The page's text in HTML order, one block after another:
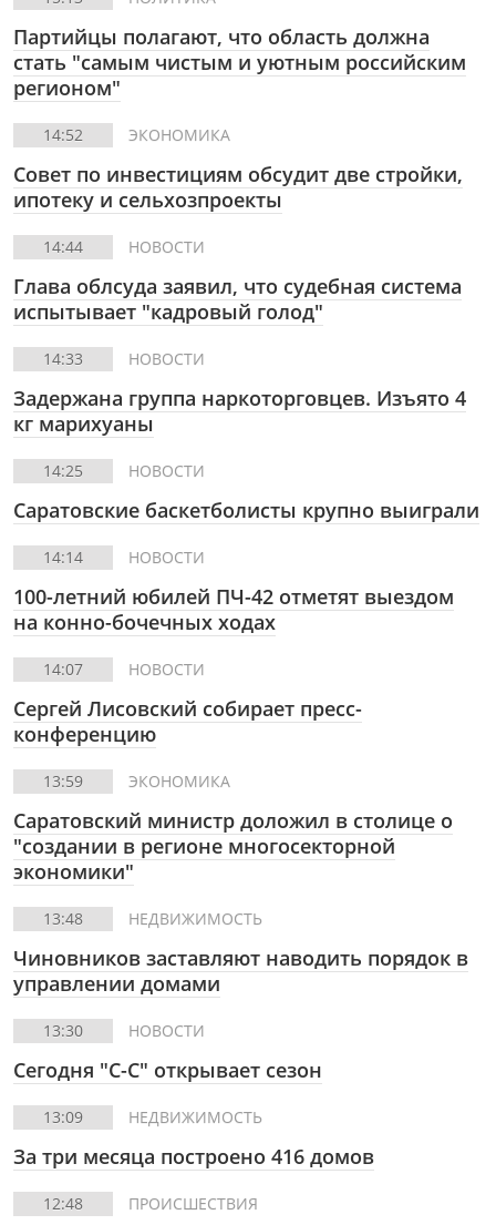
Партийцы полагают, что область должна
стать "самым чистым и уютным российским
регионом"
14:52 ЭКОНОМИКА
Совет по инвестициям обсудит две стройки,
ипотеку и сельхозпроекты
14:44 НОВОСТИ
Глава облсуда заявил, что судебная система
испытывает "кадровый голод"
14:33 НОВОСТИ
Задержана группа наркоторговцев. Изъято 4
кг марихуаны
14:25 НОВОСТИ
Саратовские баскетболисты крупно выиграли
14:14 НОВОСТИ
100-летний юбилей ПЧ-42 отметят выездом
на конно-бочечных ходах
14:07 НОВОСТИ
Сергей Лисовский собирает пресс-
конференцию
13:59 ЭКОНОМИКА
Саратовский министр доложил в столице о
"создании в регионе многосекторной
экономики"
13:48 НЕДВИЖИМОСТЬ
Чиновников заставляют наводить порядок в
управлении домами
13:30 НОВОСТИ
Сегодня "С-С" открывает сезон
13:09 НЕДВИЖИМОСТЬ
За три месяца построено 416 домов
12:48 ПРОИСШЕСТВИЯ